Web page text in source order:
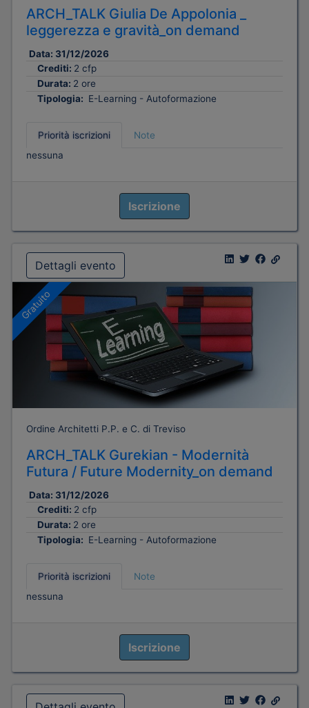
ARCH_TALK Giulia De Appolonia _
leggerezza e gravità_on demand
Data: 31/12/2026
Crediti: 2 cfp
Durata: 2 ore
Tipologia: E-Learning - Autoformazione
Priorità iscrizioni
Note
nessuna
Iscrizione
Dettagli evento
Gratuito
Ordine Architetti P.P. e C. di Treviso
ARCH_TALK Gurekian - Modernità
Futura / Future Modernity_on demand
Data: 31/12/2026
Crediti: 2 cfp
Durata: 2 ore
Tipologia: E-Learning - Autoformazione
Priorità iscrizioni
Note
nessuna
Iscrizione